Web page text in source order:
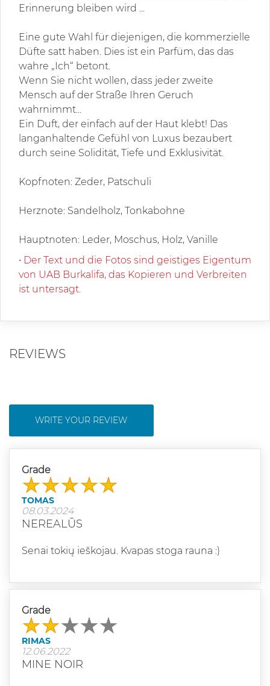
Erinnerung bleiben wird ...
Eine gute Wahl für diejenigen, die kommerzielle
Düfte satt haben. Dies ist ein Parfüm, das das
wahre „Ich“ betont.
Wenn Sie nicht wollen, dass jeder zweite
Mensch auf der Straße Ihren Geruch
wahrnimmt...
Ein Duft, der einfach auf der Haut klebt! Das
langanhaltende Gefühl von Luxus bezaubert
durch seine Solidität, Tiefe und Exklusivität.
Kopfnoten: Zeder, Patschuli
Herznote: Sandelholz, Tonkabohne
Hauptnoten: Leder, Moschus, Holz, Vanille
• Der Text und die Fotos sind geistiges Eigentum
von UAB Burkalifa, das Kopieren und Verbreiten
ist untersagt.
REVIEWS
WRITE YOUR REVIEW
Grade
TOMAS
08.03.2024
NEREALŪS
Senai tokių ieškojau. Kvapas stoga rauna :)
Grade
RIMAS
12.06.2022
MINE NOIR